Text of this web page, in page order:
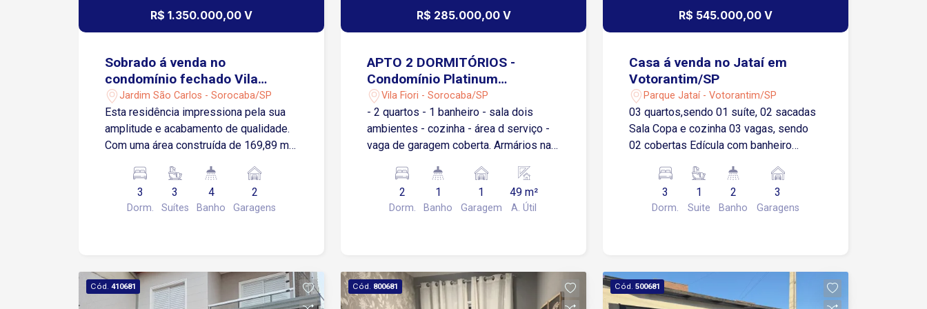
R$ 1.350.000,00 V
Sobrado á venda no
condomínio fechado Vila
Grimaldi - Sorocaba/SP
Jardim São Carlos - Sorocaba/SP
Esta residência impressiona pela sua
amplitude e acabamento de qualidade.
Com uma área construída de 169,89 m²,
para proporcionar espaços
aconchegantes e funcionais para toda a
família. A planta conta com 3 suítes
ambiente. O interior da casa reflete
elegância e praticidade. A área social é
3
Dorm.
3
Suítes
4
Banho
2
Garagens
R$ 285.000,00 V
APTO 2 DORMITÓRIOS -
Condomínio Platinum
Sorocaba - Vila Fiori
Vila Fiori - Sorocaba/SP
- 2 quartos - 1 banheiro - sala dois
ambientes - cozinha - área d serviço -
vaga de garagem coberta. Armários na
Box no banheiro; Apartamento possuií:
fechadura eletrônica, iluminação
completa, sanca de gesso na sala. Área
2
Dorm.
1
Banho
1
Garagem
49 m²
A. Útil
R$ 545.000,00 V
Casa á venda no Jataí em
Votorantim/SP
Parque Jataí - Votorantim/SP
03 quartos,sendo 01 suíte, 02 sacadas
Sala Copa e cozinha 03 vagas, sendo
02 cobertas Edícula com banheiro
3
Dorm.
1
Suite
2
Banho
3
Garagens
Cód. 410681 Cód. 800681 Cód. 500681